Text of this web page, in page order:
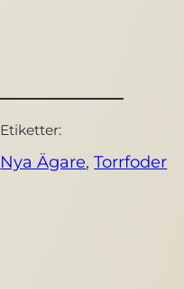
Etiketter:
Nya Ägare, Torrfoder